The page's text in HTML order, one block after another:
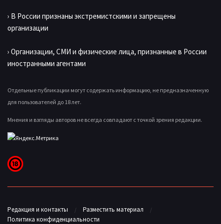
› В России признаны экстремистскими и запрещены
организации
› Организации, СМИ и физические лица, признанные в России
иностранными агентами
Отдельные публикации могут содержать информацию, не предназначенную
для пользователей до 18 лет.
Мнения и взгляды авторов не всегда совпадают с точкой зрения редакции.
Редакция и контакты
Разместить материал
Политика конфиденциальности